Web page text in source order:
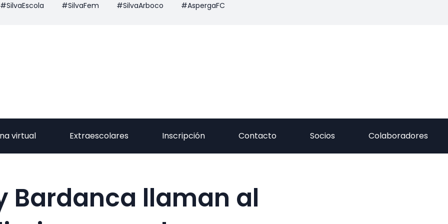
#SilvaEscola #SilvaFem #SilvaArboco #AspergaFC
virtual Extraescolares Inscripción Contacto Socios Colaboradores
Bardanca llaman al